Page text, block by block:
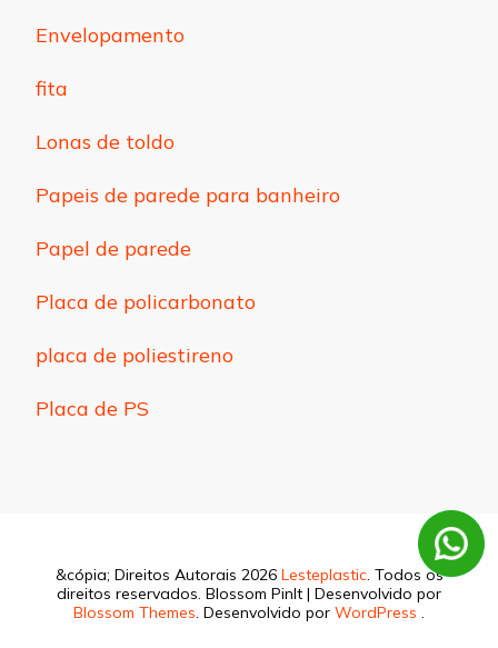
Envelopamento
fita
Lonas de toldo
Papeis de parede para banheiro
Papel de parede
Placa de policarbonato
placa de poliestireno
Placa de PS
&cópia; Direitos Autorais 2026 Lesteplastic. Todos os
direitos reservados. Blossom PinIt | Desenvolvido por
Blossom Themes. Desenvolvido por WordPress .